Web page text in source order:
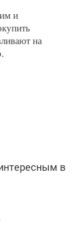
и
на
в